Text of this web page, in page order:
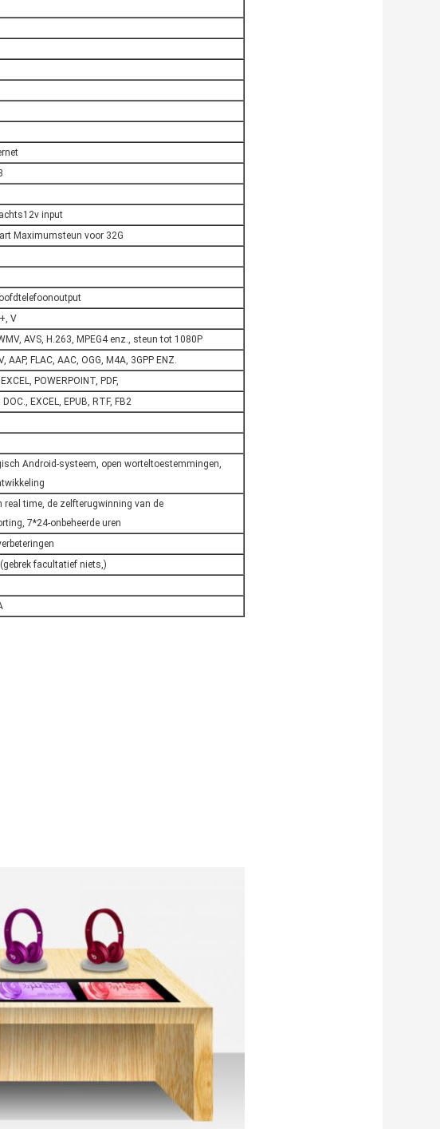
input
Maximumsteun voor 32G
V
AVS, H.263, MPEG4 enz., steun tot 1080P
AAP, FLAC, AAC, OGG, M4A, 3GPP ENZ.
POWERPOINT, PDF,
EXCEL, EPUB, RTF, FB2
Android-systeem, open worteltoestemmingen,
real time, de zelfterugwinning van de
7*24-onbeheerde uren
facultatief niets,)